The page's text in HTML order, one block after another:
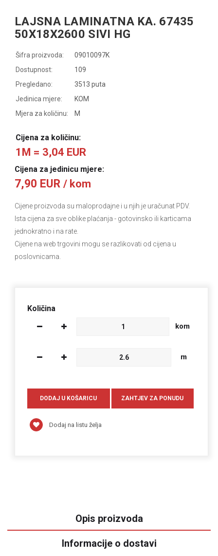
LAJSNA LAMINATNA KA. 67435
50X18X2600 SIVI HG
Šifra proizvoda:
09010097K
Dostupnost:
109
Pregledano:
3513 puta
Jedinica mjere:
KOM
Mjera za količinu:
M
Cijena za količinu:
1M = 3,04 EUR
Cijena za jedinicu mjere:
7,90 EUR / kom
Cijene proizvoda su maloprodajne i u njih je uračunat PDV.
Ista cijena za sve oblike plaćanja - gotovinsko ili karticama
jednokratno i na rate.
Cijene na web trgovini mogu se razlikovati od cijena u
poslovnicama.
Količina
kom
m
Dodaj na listu želja
Opis proizvoda
Informacije o dostavi